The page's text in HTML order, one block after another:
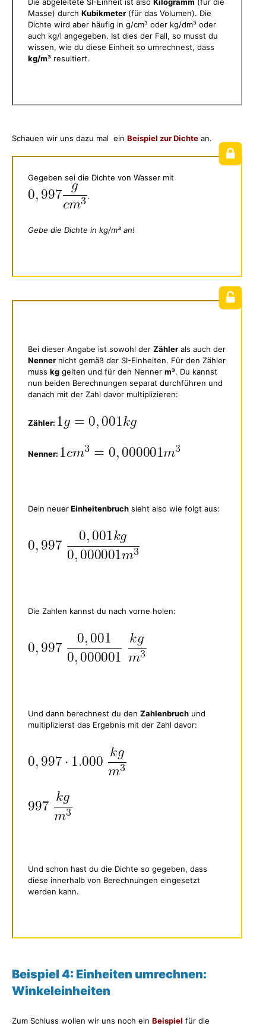
Die abgeleitete SI-Einheit ist also Kilogramm (für die
Masse) durch Kubikmeter (für das Volumen). Die
Dichte wird aber häufig in g/cm³ oder kg/dm³ oder
auch kg/l angegeben. Ist dies der Fall, so musst du
wissen, wie du diese Einheit so umrechnest, dass
kg/m³ resultiert.
Schauen wir uns dazu mal ein Beispiel zur Dichte an.
Gegeben sei die Dichte von Wasser mit
.
Gebe die Dichte in kg/m³ an!
Bei dieser Angabe ist sowohl der Zähler als auch der
Nenner nicht gemäß der SI-Einheiten. Für den Zähler
muss kg gelten und für den Nenner m³. Du kannst
nun beiden Berechnungen separat durchführen und
danach mit der Zahl davor multiplizieren:
Zähler:
Nenner:
Dein neuerEinheitenbruch sieht also wie folgt aus:
Die Zahlen kannst du nach vorne holen:
Und dann berechnest du den Zahlenbruch und
multiplizierst das Ergebnis mit der Zahl davor:
Und schon hast du die Dichte so gegeben, dass
diese innerhalb von Berechnungen eingesetzt
werden kann.
Beispiel 4: Einheiten umrechnen:
Winkeleinheiten
Zum Schluss wollen wir uns noch ein Beispiel für die